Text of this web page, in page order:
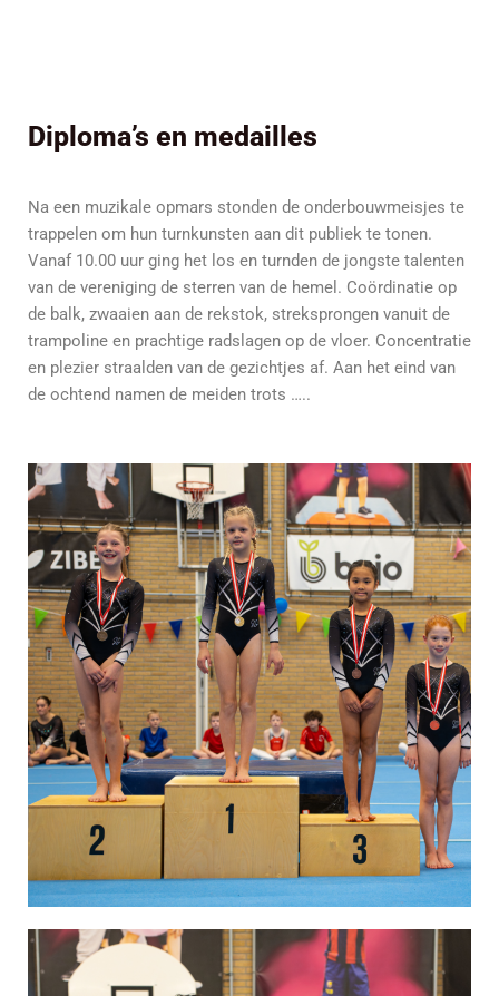
Diploma’s en medailles
Na een muzikale opmars stonden de onderbouwmeisjes te
trappelen om hun turnkunsten aan dit publiek te tonen.
Vanaf 10.00 uur ging het los en turnden de jongste talenten
van de vereniging de sterren van de hemel. Coördinatie op
de balk, zwaaien aan de rekstok, streksprongen vanuit de
trampoline en prachtige radslagen op de vloer. Concentratie
en plezier straalden van de gezichtjes af. Aan het eind van
de ochtend namen de meiden trots …..